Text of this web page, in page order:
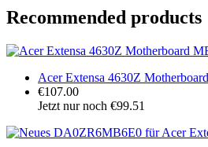
Recommended products
Acer Extensa 4630Z
€107.00
Jetzt nur noch €99.51